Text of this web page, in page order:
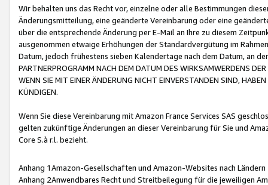
Wir behalten uns das Recht vor, einzelne oder alle Bestimmungen
Änderungsmitteilung, eine geänderte Vereinbarung oder eine
über die entsprechende Änderung per E-Mail an Ihre zu diesem
ausgenommen etwaige Erhöhungen der Standardvergütung im
Datum, jedoch frühestens sieben Kalendertage nach dem Datum, an
PARTNERPROGRAMM NACH DEM DATUM DES WIRKSAMWERDENS
WENN SIE MIT EINER ÄNDERUNG NICHT EINVERSTANDEN SIND,
KÜNDIGEN.
Wenn Sie diese Vereinbarung mit Amazon France Services SAS
gelten zukünftige Änderungen an dieser Vereinbarung für Sie und
Core S.à r.l. bezieht.
Anhang 1Amazon-Gesellschaften und Amazon-Websites nach Ländern
Anhang 2Anwendbares Recht und Streitbeilegung für die jeweiligen